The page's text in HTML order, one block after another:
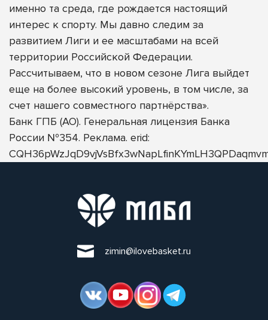
именно та среда, где рождается настоящий
интерес к спорту. Мы давно следим за
развитием Лиги и ее масштабами на всей
территории Российской Федерации.
Рассчитываем, что в новом сезоне Лига выйдет
еще на более высокий уровень, в том числе, за
счет нашего совместного партнёрства».
Банк ГПБ (АО). Генеральная лицензия Банка
России №354. Реклама. erid:
zimin@ilovebasket.ru